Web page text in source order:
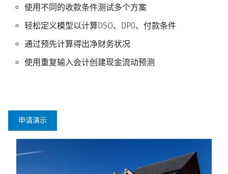
使用不同的收款条件测试多个方案
轻松定义模型以计算DSO、DP0、付款条件
通过预先计算得出净财务状况
使用重复输入会计创建现金流动预测
申请演示